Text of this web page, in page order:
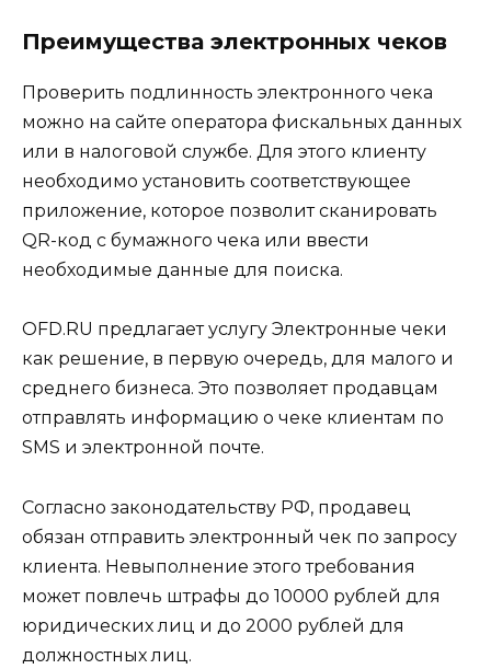
Преимущества электронных чеков
Проверить подлинность электронного чека
можно на сайте оператора фискальных данных
или в налоговой службе. Для этого клиенту
необходимо установить соответствующее
приложение, которое позволит сканировать
QR-код с бумажного чека или ввести
необходимые данные для поиска.
OFD.RU предлагает услугу Электронные чеки
как решение, в первую очередь, для малого и
среднего бизнеса. Это позволяет продавцам
отправлять информацию о чеке клиентам по
SMS и электронной почте.
Согласно законодательству РФ, продавец
обязан отправить электронный чек по запросу
клиента. Невыполнение этого требования
может повлечь штрафы до 10000 рублей для
юридических лиц и до 2000 рублей для
должностных лиц.